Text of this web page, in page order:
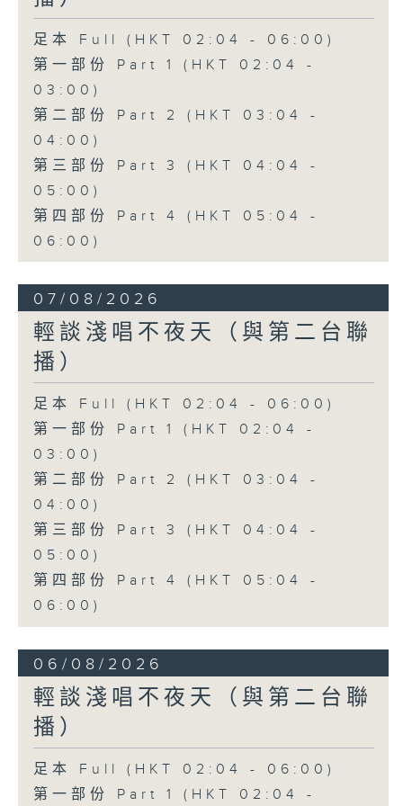
足本 Full (HKT 02:04 - 06:00)
第一部份 Part 1 (HKT 02:04 -
03:00)
第二部份 Part 2 (HKT 03:04 -
04:00)
第三部份 Part 3 (HKT 04:04 -
05:00)
第四部份 Part 4 (HKT 05:04 -
06:00)
07/08/2026
輕談淺唱不夜天（與第二台聯
播）
足本 Full (HKT 02:04 - 06:00)
第一部份 Part 1 (HKT 02:04 -
03:00)
第二部份 Part 2 (HKT 03:04 -
04:00)
第三部份 Part 3 (HKT 04:04 -
05:00)
第四部份 Part 4 (HKT 05:04 -
06:00)
06/08/2026
輕談淺唱不夜天（與第二台聯
播）
足本 Full (HKT 02:04 - 06:00)
第一部份 Part 1 (HKT 02:04 -